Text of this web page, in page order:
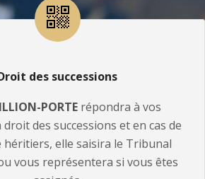
des successions
PORTE répondra à vos
des successions et en cas de
elle saisira le Tribunal
vous représentera si vous êtes